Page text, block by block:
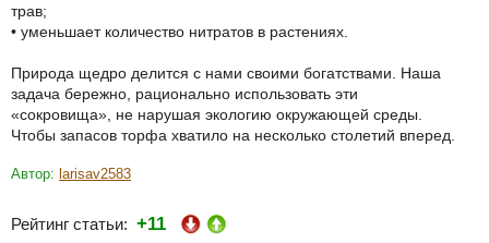
трав;
• уменьшает количество нитратов в растениях.
Природа щедро делится с нами своими богатствами. Наша
задача бережно, рационально использовать эти
«сокровища», не нарушая экологию окружающей среды.
Чтобы запасов торфа хватило на несколько столетий вперед.
Автор: larisav2583
Рейтинг статьи: +11